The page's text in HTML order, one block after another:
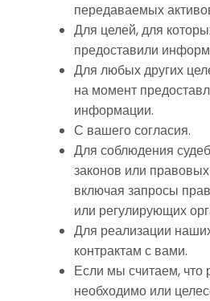
передаваемых
Для целей, для
предоставили
Для любых других
на момент
информации.
С вашего согласия.
Для соблюдения
законов или
включая запросы
или регулирующих
Для реализации
контрактам с вами.
Если мы считаем, что
необходимо или